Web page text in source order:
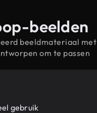
beelden
beeldmateriaal met
om te passen
gebruik